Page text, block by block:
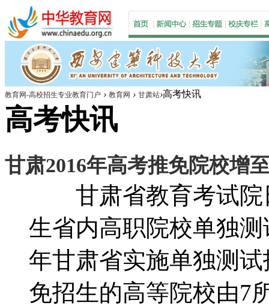
教育网-高校招生专业教育门户 › 教育网 › 甘肃站›高考快讯
高考快讯
甘肃2016年高考推免院校增
甘肃省教育考试院
生省内高职院校单独
年甘肃省实施单独测
免招生的高等院校由